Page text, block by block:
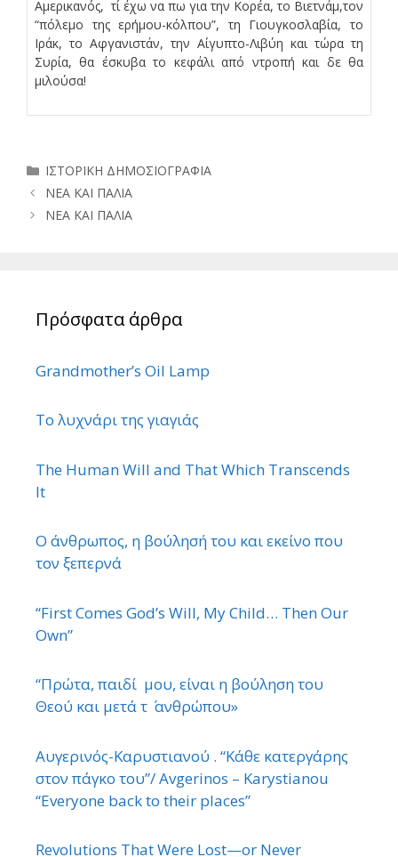
Αμερικανός, τί έχω να πω για την Κορέα, το Βιετνάμ,τον
“πόλεμο της ερήμου-κόλπου”, τη Γιουγκοσλαβία, το
Ιράκ, το Αφγανιστάν, την Αίγυπτο-Λιβύη και τώρα τη
Συρία, θα έσκυβα το κεφάλι από ντροπή και δε θα
μιλούσα!
Κατηγορίες
ΙΣΤΟΡΙΚΗ ΔΗΜΟΣΙΟΓΡΑΦΙΑ
ΝΕΑ ΚΑΙ ΠΑΛΙΑ
ΝΕΑ ΚΑΙ ΠΑΛΙΑ
Πρόσφατα άρθρα
Grandmother’s Oil Lamp
Το λυχνάρι της γιαγιάς
The Human Will and That Which Transcends
It
Ο άνθρωπος, η βούλησή του και εκείνο που
τον ξεπερνά
“First Comes God’s Will, My Child… Then Our
Own”
“Πρώτα, παιδί μου, είναι η βούληση του
Θεού και μετά τ ΄ ανθρώπου»
Αυγερινός-Καρυστιανού . “Κάθε κατεργάρης
στον πάγκο του”/ Avgerinos – Karystianou
“Εveryone back to their places”
Revolutions That Were Lost—or Never